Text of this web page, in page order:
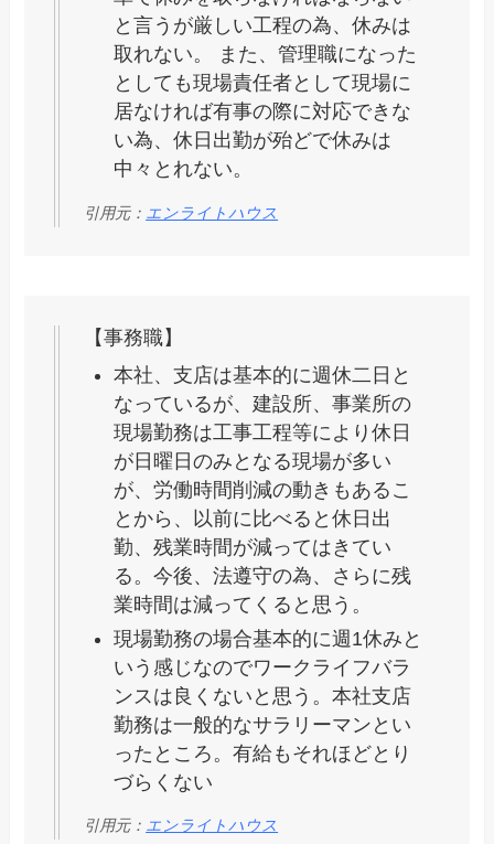
と言うが厳しい工程の為、休みは
取れない。 また、管理職になった
としても現場責任者として現場に
居なければ有事の際に対応できな
い為、休日出勤が殆どで休みは
中々とれない。
引用元： エンライトハウス
【事務職】
本社、支店は基本的に週休二日と
なっているが、建設所、事業所の
現場勤務は工事工程等により休日
が日曜日のみとなる現場が多い
が、労働時間削減の動きもあるこ
とから、以前に比べると休日出
勤、残業時間が減ってはきてい
る。今後、法遵守の為、さらに残
業時間は減ってくると思う。
現場勤務の場合基本的に週1休みと
いう感じなのでワークライフバラ
ンスは良くないと思う。本社支店
勤務は一般的なサラリーマンとい
ったところ。有給もそれほどとり
づらくない
引用元： エンライトハウス